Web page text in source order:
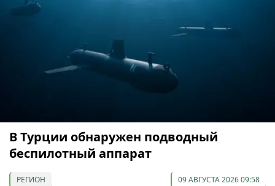
В Турции обнаружен подводный
беспилотный аппарат
РЕГИОН 09 АВГУСТА 2026 09:58